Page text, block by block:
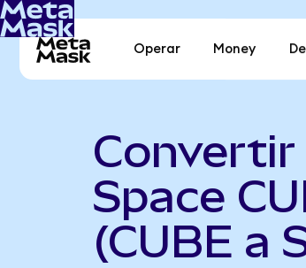
Operar Money
Space
(CUBE a